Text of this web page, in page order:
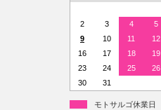
2
3 4 5
9
10 11 12
16
17 18 19
23
24 25 26
30
31
モトサルゴ休業日